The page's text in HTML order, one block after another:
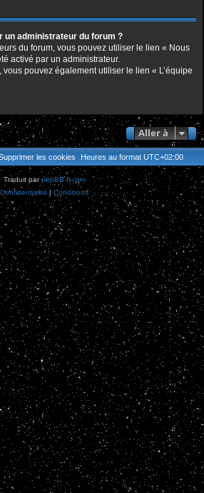
un administrateur du forum ?
du forum, vous pouvez utiliser le lien « Nous
activé par un administrateur.
vous pouvez également utiliser le lien « L’équipe
Aller à
Heures au format UTC+02:00
les cookies
Traduit parphpBB-fr.com
Confidentialité|Conditions